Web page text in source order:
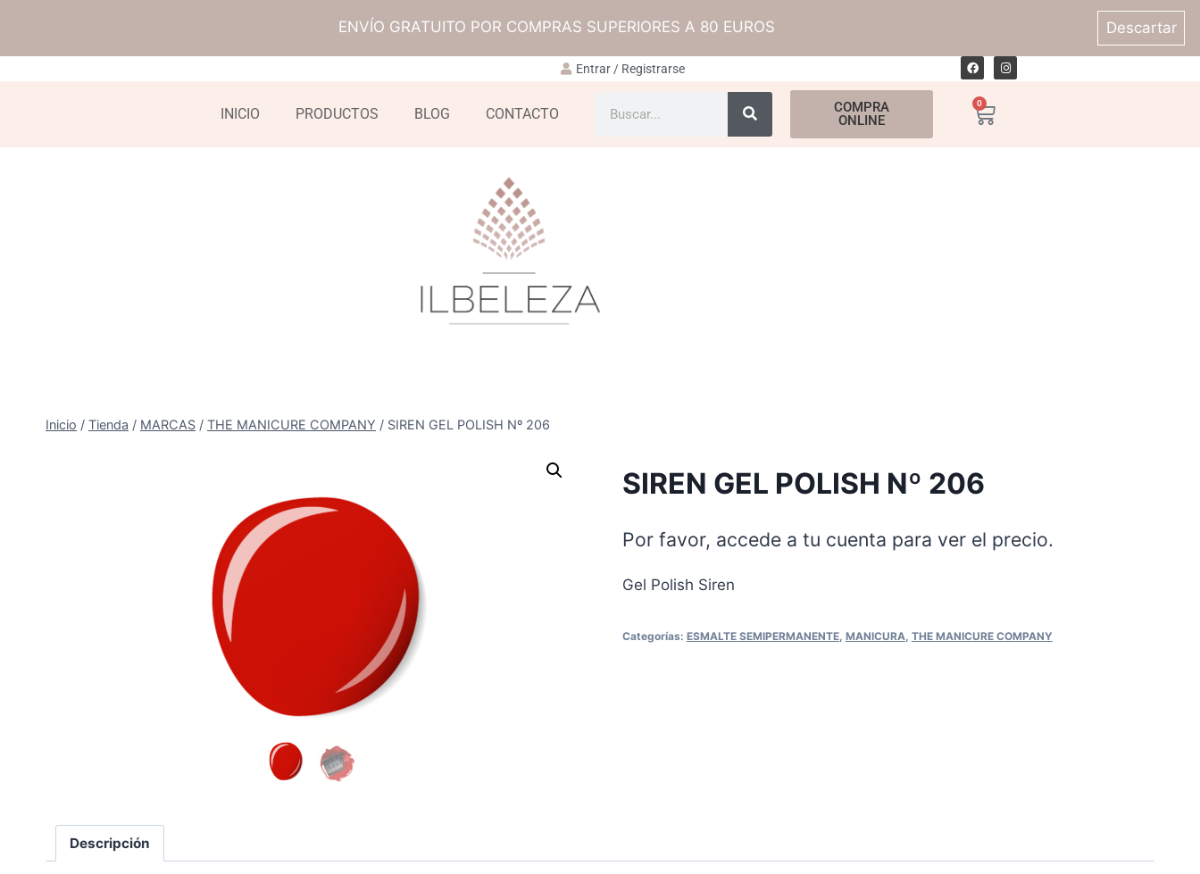
ENVÍO GRATUITO POR COMPRAS SUPERIORES A 80 EUROS Descartar
Entrar / Registrarse
INICIO PRODUCTOS BLOG CONTACTO
COMPRA
ONLINE
0
Inicio / Tienda / MARCAS / THE MANICURE COMPANY / SIREN GEL POLISH Nº 206
SIREN GEL POLISH Nº 206
Por favor, accede a tu cuenta para ver el precio.
Gel Polish Siren
Categorías: ESMALTE SEMIPERMANENTE, MANICURA, THE MANICURE COMPANY
Descripción